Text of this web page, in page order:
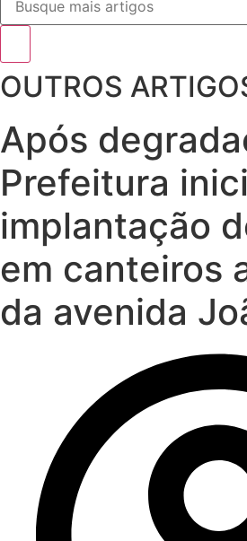
OUTROS
Após
Prefeitura
implantação
em canteiros
da avenida